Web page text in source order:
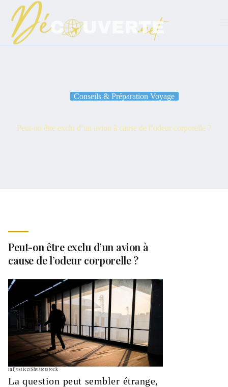
contenu
Conseils & Préparation Voyage
Peut-on être exclu d’un avion à cause de l’odeur corporelle ?
Peut-on être exclu d’un avion à
cause de l’odeur corporelle ?
infjustice/Shutterstock
La question peut sembler étrange,